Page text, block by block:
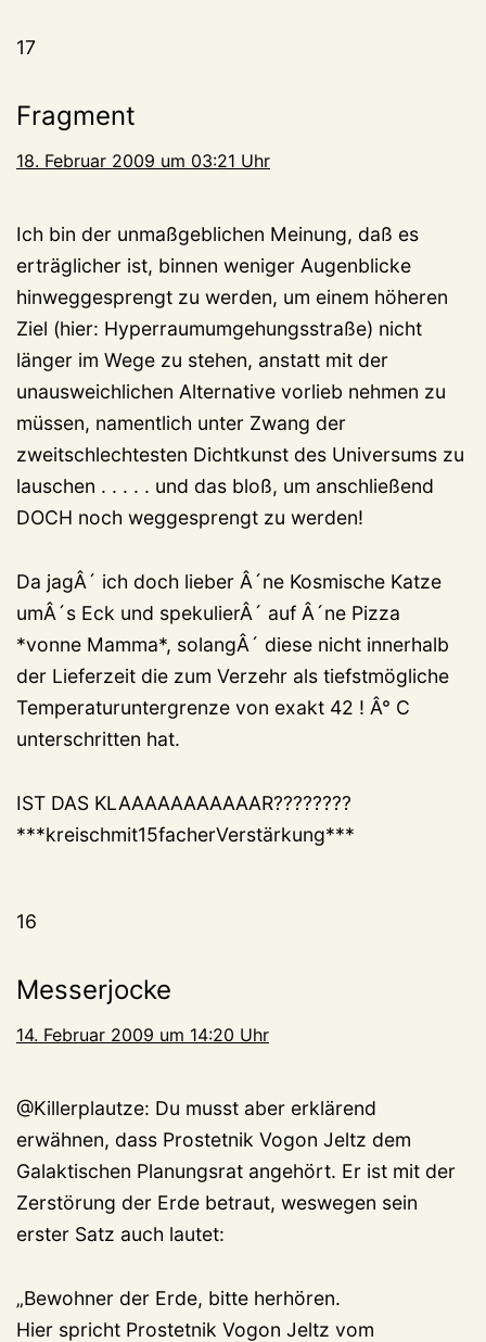
17
Fragment
18. Februar 2009 um 03:21 Uhr
Ich bin der unmaßgeblichen Meinung, daß es
erträglicher ist, binnen weniger Augenblicke
hinweggesprengt zu werden, um einem höheren
Ziel (hier: Hyperraumumgehungsstraße) nicht
länger im Wege zu stehen, anstatt mit der
unausweichlichen Alternative vorlieb nehmen zu
müssen, namentlich unter Zwang der
zweitschlechtesten Dichtkunst des Universums zu
lauschen . . . . . und das bloß, um anschließend
DOCH noch weggesprengt zu werden!
Da jagÂ´ ich doch lieber Â´ne Kosmische Katze
umÂ´s Eck und spekulierÂ´ auf Â´ne Pizza
*vonne Mamma*, solangÂ´ diese nicht innerhalb
der Lieferzeit die zum Verzehr als tiefstmögliche
Temperaturuntergrenze von exakt 42 ! Â° C
unterschritten hat.
IST DAS KLAAAAAAAAAAAR????????
***kreischmit15facherVerstärkung***
16
Messerjocke
14. Februar 2009 um 14:20 Uhr
@Killerplautze: Du musst aber erklärend
erwähnen, dass Prostetnik Vogon Jeltz dem
Galaktischen Planungsrat angehört. Er ist mit der
Zerstörung der Erde betraut, weswegen sein
erster Satz auch lautet:
„Bewohner der Erde, bitte herhören.
Hier spricht Prostetnik Vogon Jeltz vom